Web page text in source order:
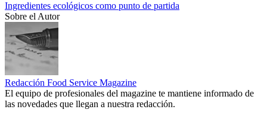
Ingredientes ecológicos como punto de partida
Sobre el Autor
Redacción Food Service Magazine
El equipo de profesionales del magazine te mantiene informado de
las novedades que llegan a nuestra redacción.